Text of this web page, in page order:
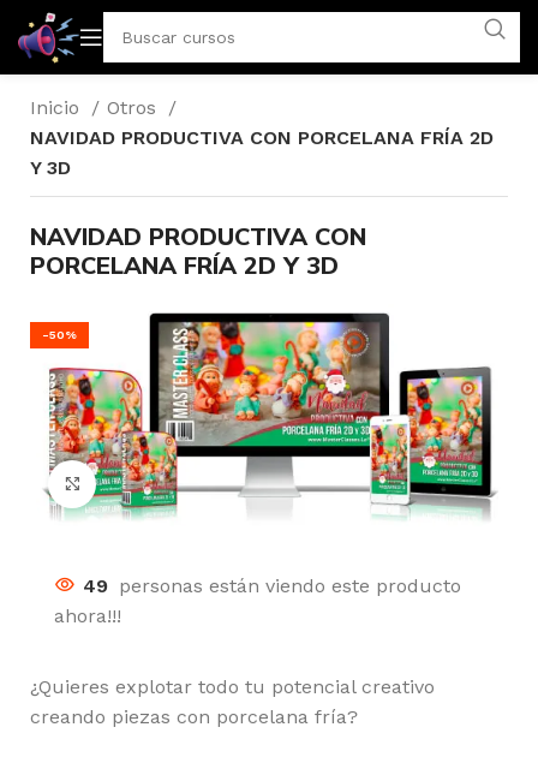
Inicio
Otros
NAVIDAD PRODUCTIVA CON PORCELANA FRÍA 2D
Y 3D
NAVIDAD PRODUCTIVA CON
PORCELANA FRÍA 2D Y 3D
-50%
Click to enlarge
49 personas están viendo este producto
ahora!!!
¿Quieres explotar todo tu potencial creativo
creando piezas con porcelana fría?